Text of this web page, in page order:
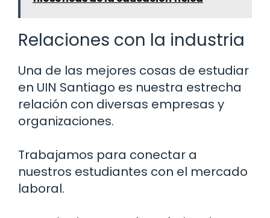
Relaciones con la industria
Una de las mejores cosas de estudiar
en UIN Santiago es nuestra estrecha
relación con diversas empresas y
organizaciones.
Trabajamos para conectar a
nuestros estudiantes con el mercado
laboral.